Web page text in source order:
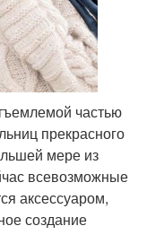
частью
прекрасного
мере из
всевозможные
аксессуаром,
создание